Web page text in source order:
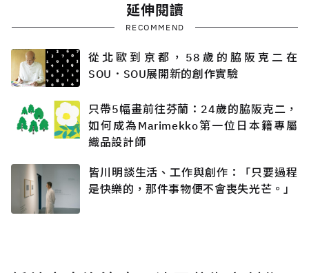
延伸閱讀
RECOMMEND
從北歐到京都，58歲的脇阪克二在
SOU．SOU展開新的創作實驗
只帶5幅畫前往芬蘭：24歲的脇阪克二，
如何成為Marimekko第一位日本籍專屬
織品設計師
皆川明談生活、工作與創作：「只要過程
是快樂的，那件事物便不會喪失光芒。」